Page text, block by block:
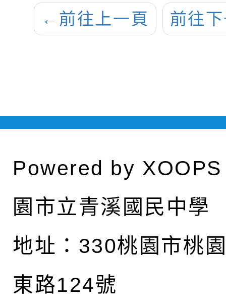
← 前往上一頁 前往
Powered by XOOPS
園市立青溪國民中學
地址： 330桃園市桃
東路124號